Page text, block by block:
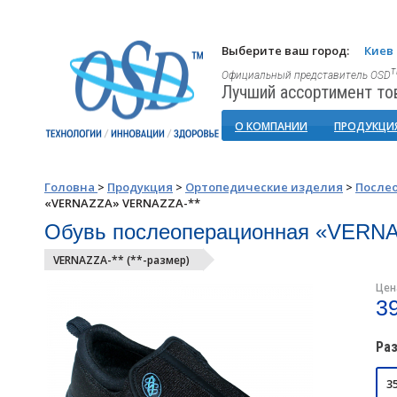
Выберите ваш город: Киев
Официальный представитель OSD
Лучший ассортимент
О КОМПАНИИ
Головна > Продукция > Ортопедические изделия >
«VERNAZZA» VERNAZZA-**
Обувь послеоперационная
VERNAZZA-** (**-размер)